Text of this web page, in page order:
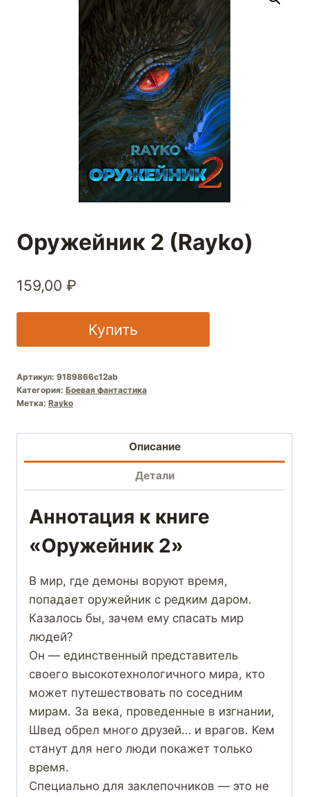
Оружейник 2 (Rayko)
159,00 ₽
Купить
Артикул: 9189866c12ab
Категория: Боевая фантастика
Метка: Rayko
Описание
Детали
Аннотация к книге
«Оружейник 2»
В мир, где демоны воруют время,
попадает оружейник с редким даром.
Казалось бы, зачем ему спасать мир
людей?
Он — единственный представитель
своего высокотехнологичного мира, кто
может путешествовать по соседним
мирам. За века, проведенные в изгнании,
Швед обрел много друзей… и врагов. Кем
станут для него люди покажет только
время.
Специально для заклепочников — это не